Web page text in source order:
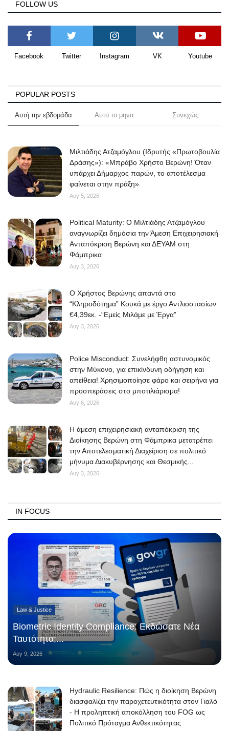
FOLLOW US
Facebook Twitter Instagram VK Youtube
POPULAR POSTS
Αυτή την εβδομάδα Αυτο το μηνα Συνεχώς
Μιλτιάδης Ατζαμόγλου (Ιδρυτής «Πρωτοβουλία
Δράσης»): «Μπράβο Χρήστο Βερώνη! Όταν
υπάρχει Δήμαρχος παρών, το αποτέλεσμα
φαίνεται στην πράξη»
Αυγ 5, 2026
Political Maturity: Ο Μιλτιάδης Ατζαμόγλου
αναγνωρίζει δημόσια την Άμεση Επιχειρησιακή
Ανταπόκριση Βερώνη και ΔΕΥΑΜ στη
Φάμπρικα
Αυγ 3, 2026
O Χρήστος Βερώνης απαντά στο
“Κληροδότημα” Κουκά με έργο Αντλιοστασίων
€4,39εκ. -“Εμείς Μιλάμε με Έργα”
Αυγ 3, 2026
Police Misconduct: Συνελήφθη αστυνομικός
στην Μύκονο, για επικίνδυνη οδήγηση και
απείθεια! Χρησιμοποίησε φάρο και σειρήνα για
προσπεράσεις στο μποτιλιάρισμα!
Αυγ 6, 2026
Η άμεση επιχειρησιακή ανταπόκριση της
Διοίκησης Βερώνη στη Φάμπρικα μετατρέπει
την Αποτελεσματική Διαχείριση σε πολιτικό
μήνυμα Διακυβέρνησης και Θεσμικής...
Αυγ 3, 2026
IN FOCUS
Law & Justice
Biometric Identity Compliance: Εκδώσατε Νέα
Ταυτότητα;...
Αυγ 9, 2026
Hydraulic Resilience: Πώς η διοίκηση Βερώνη
διασφαλίζει την παροχετευτικότητα στον Γιαλό
- Η προληπτική αποκόλληση του FOG ως
Πολιτικό Πρόταγμα Ανθεκτικότητας